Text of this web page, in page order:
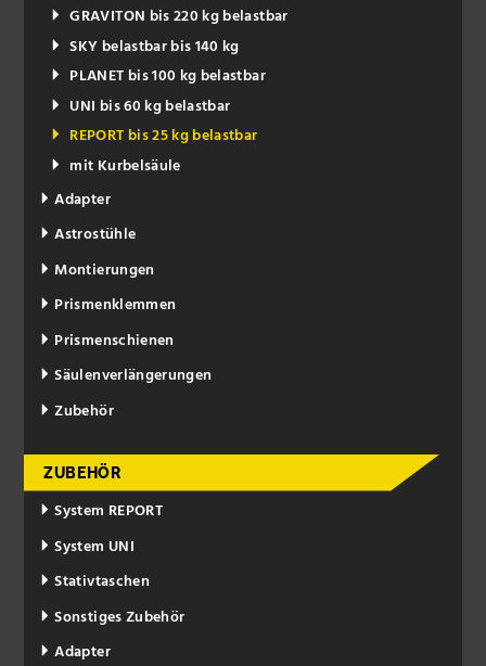
GRAVITON bis 220 kg belastbar
SKY belastbar bis 140 kg
PLANET bis 100 kg belastbar
UNI bis 60 kg belastbar
REPORT bis 25 kg belastbar
mit Kurbelsäule
Adapter
Astrostühle
Montierungen
Prismenklemmen
Prismenschienen
Säulenverlängerungen
Zubehör
ZUBEHÖR
System REPORT
System UNI
Stativtaschen
Sonstiges Zubehör
Adapter